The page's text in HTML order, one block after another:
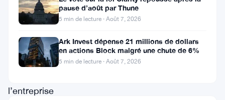
l’Ethereum.
huit
mois
l’entreprise
pause d’août par Thune
5 min de lecture · Août 7, 2026
Ark Invest dépense 21 millions de dollars
en actions Block malgré une chute de 6%
5 min de lecture · Août 7, 2026